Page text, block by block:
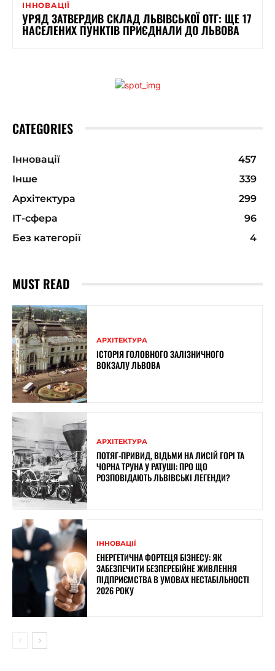
ІННОВАЦІЇ
УРЯД ЗАТВЕРДИВ СКЛАД ЛЬВІВСЬКОЇ ОТГ: ЩЕ 17
НАСЕЛЕНИХ ПУНКТІВ ПРИЄДНАЛИ ДО ЛЬВОВА
CATEGORIES
Інновації
457
Інше
339
Архітектура
299
ІТ-сфера
96
Без категорії
4
MUST READ
АРХІТЕКТУРА
ІСТОРІЯ ГОЛОВНОГО ЗАЛІЗНИЧНОГО
ВОКЗАЛУ ЛЬВОВА
АРХІТЕКТУРА
ПОТЯГ-ПРИВИД, ВІДЬМИ НА ЛИСІЙ ГОРІ ТА
ЧОРНА ТРУНА У РАТУШІ: ПРО ЩО
РОЗПОВІДАЮТЬ ЛЬВІВСЬКІ ЛЕГЕНДИ?
ІННОВАЦІЇ
ЕНЕРГЕТИЧНА ФОРТЕЦЯ БІЗНЕСУ: ЯК
ЗАБЕЗПЕЧИТИ БЕЗПЕРЕБІЙНЕ ЖИВЛЕННЯ
ПІДПРИЄМСТВА В УМОВАХ НЕСТАБІЛЬНОСТІ
2026 РОКУ